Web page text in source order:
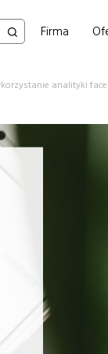
Firma
analityki